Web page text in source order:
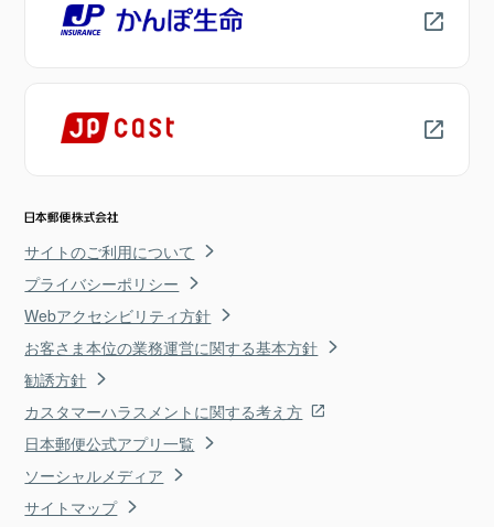
サイトのご利用について
プライバシーポリシー
Webアクセシビリティ方針
お客さま本位の業務運営に関する基本方針
勧誘方針
カスタマーハラスメントに関する考え方
日本郵便公式アプリ一覧
ソーシャルメディア
サイトマップ